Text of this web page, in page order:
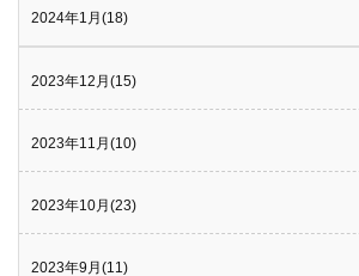
2024年1月(18)
2023年12月(15)
2023年11月(10)
2023年10月(23)
2023年9月(11)